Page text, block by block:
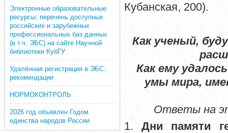
Электронные образовательные
ресурсы: перечень доступных
российских и зарубежных
профессиональных баз данных
(в т.ч. ЭБС) на сайте Научной
библиотеки КубГУ
Удалённая регистрация в ЭБС:
рекомендации
НОРМОКОНТРОЛЬ
2026 год объявлен Годом
единства народов России
Кубанская, 200).
Как ученый,
Как ему
умы мира,
Ответы на
1. Дни памяти